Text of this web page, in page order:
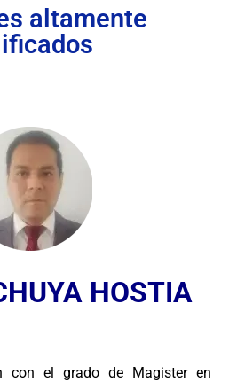
altamente
HOSTIA
con el grado de Magister en